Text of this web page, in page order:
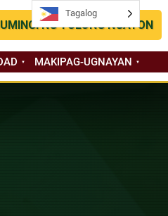
NG TULONG NGAYON
MAKIPAG-UGNAYAN
Tagalog
Tagalog